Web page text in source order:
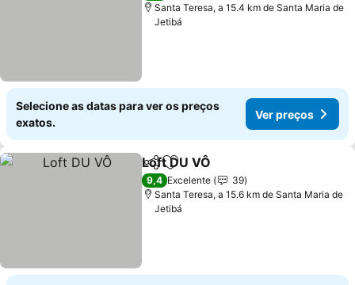
Santa Teresa, a 15.4 km de Santa Maria de
Jetibá
Selecione as datas para ver os preços
exatos.
Ver preços
PartilharAdicionar aos favoritos
Loft DU VÔ
9,4 Excelente
39
Santa Teresa, a 15.6 km de Santa Maria de
Jetibá